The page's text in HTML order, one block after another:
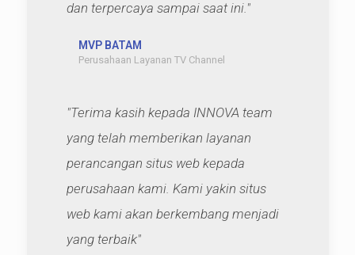
dan terpercaya sampai saat ini."
MVP BATAM
Perusahaan Layanan TV Channel
"Terima kasih kepada INNOVA team
yang telah memberikan layanan
perancangan situs web kepada
perusahaan kami. Kami yakin situs
web kami akan berkembang menjadi
yang terbaik"